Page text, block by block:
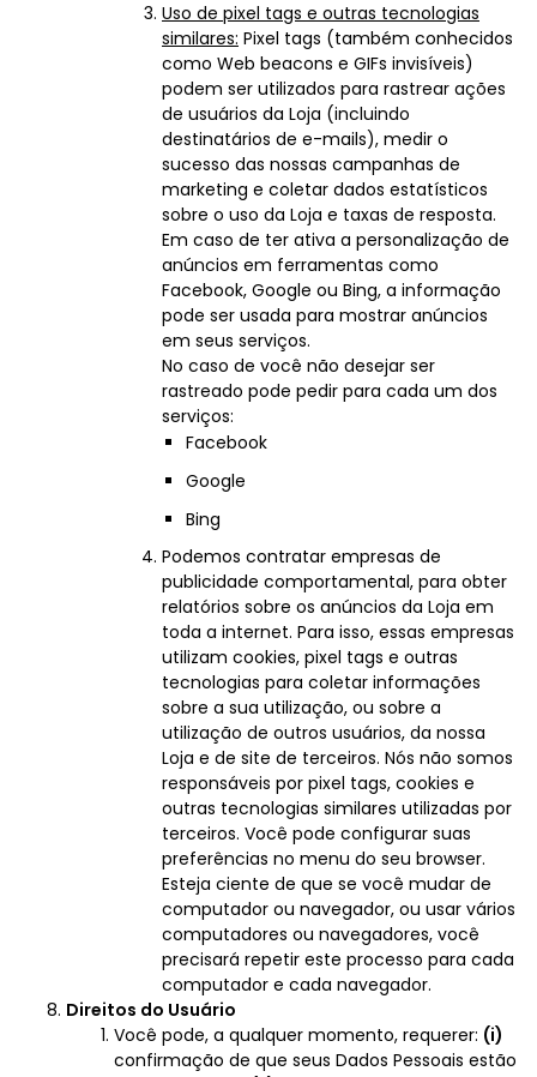
Uso de pixel tags e outras tecnologias
similares: Pixel tags (também conhecidos
como Web beacons e GIFs invisíveis)
podem ser utilizados para rastrear ações
de usuários da Loja (incluindo
destinatários de e-mails), medir o
sucesso das nossas campanhas de
marketing e coletar dados estatísticos
sobre o uso da Loja e taxas de resposta.
Em caso de ter ativa a personalização de
anúncios em ferramentas como
Facebook, Google ou Bing, a informação
pode ser usada para mostrar anúncios
em seus serviços.
No caso de você não desejar ser
rastreado pode pedir para cada um dos
serviços:
Facebook
Google
Bing
Podemos contratar empresas de
publicidade comportamental, para obter
relatórios sobre os anúncios da Loja em
toda a internet. Para isso, essas empresas
utilizam cookies, pixel tags e outras
tecnologias para coletar informações
sobre a sua utilização, ou sobre a
utilização de outros usuários, da nossa
Loja e de site de terceiros. Nós não somos
responsáveis por pixel tags, cookies e
outras tecnologias similares utilizadas por
terceiros. Você pode configurar suas
preferências no menu do seu browser.
Esteja ciente de que se você mudar de
computador ou navegador, ou usar vários
computadores ou navegadores, você
precisará repetir este processo para cada
computador e cada navegador.
Direitos do Usuário
Você pode, a qualquer momento, requerer: (i)
confirmação de que seus Dados Pessoais estão